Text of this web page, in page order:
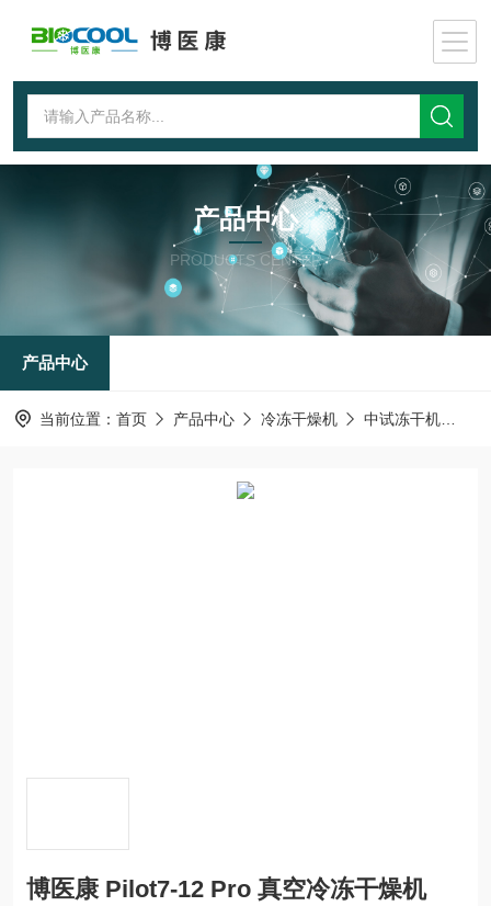
产品中心
PRODUCTS CENTER
产品中心
当前位置： 首页 产品中心 冷冻干燥机 中试冻干机
博医康 Pilot7-12 Pro 真空冷冻干燥机